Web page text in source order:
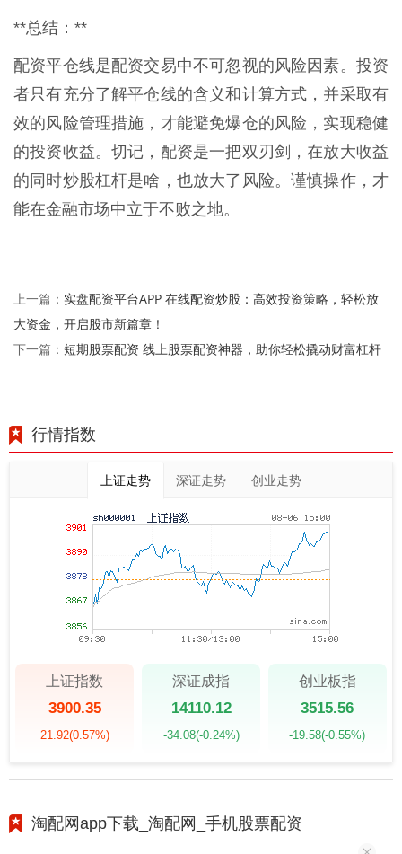
**总结：**
配资平仓线是配资交易中不可忽视的风险因素。投资
者只有充分了解平仓线的含义和计算方式，并采取有
效的风险管理措施，才能避免爆仓的风险，实现稳健
的投资收益。切记，配资是一把双刃剑，在放大收益
的同时炒股杠杆是啥，也放大了风险。谨慎操作，才
能在金融市场中立于不败之地。
上一篇： 实盘配资平台APP 在线配资炒股：高效投资策略，轻松放
大资金，开启股市新篇章！
下一篇： 短期股票配资 线上股票配资神器，助你轻松撬动财富杠杆
行情指数
上证走势 深证走势 创业走势
上证指数
3900.35
21.92(0.57%)
深证成指
14110.12
-34.08(-0.24%)
创业板指
3515.56
-19.58(-0.55%)
淘配网app下载_淘配网_手机股票配资